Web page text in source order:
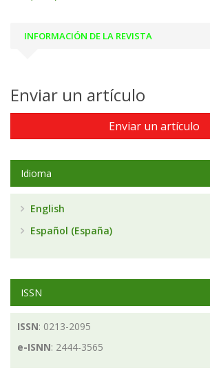
INFORMACIÓN DE LA REVISTA
Enviar un artículo
Enviar un artículo
Idioma
English
Español (España)
ISSN
ISSN: 0213-2095
e-ISNN: 2444-3565